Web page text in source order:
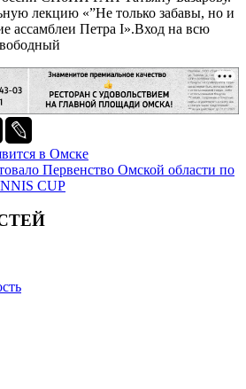
лекцию «”Не только забавы, но и
ассамблеи Петра I».Вход на всю
в Омске
Первенство Омской области по
CUP